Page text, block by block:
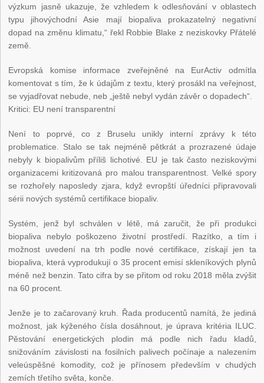
výzkum jasně ukazuje, že vzhledem k odlesňování v oblastech
typu jihovýchodní Asie mají biopaliva prokazatelný negativní
dopad na změnu klimatu,“ řekl Robbie Blake z neziskovky Přátelé
země.
Evropská komise informace zveřejněné na EurActiv odmítla
komentovat s tím, že k údajům z textu, který prosákl na veřejnost,
se vyjadřovat nebude, neb „ještě nebyl vydán závěr o dopadech“.
Kritici: EU není transparentní
Není to poprvé, co z Bruselu unikly interní zprávy k této
problematice. Stalo se tak nejméně pětkrát a prozrazené údaje
nebyly k biopalivům příliš lichotivé. EU je tak často neziskovými
organizacemi kritizovaná pro malou transparentnost. Velké spory
se rozhořely naposledy zjara, když evropští úředníci připravovali
sérii nových systémů certifikace biopaliv.
Systém, jenž byl schválen v létě, má zaručit, že při produkci
biopaliva nebylo poškozeno životní prostředí. Razítko, a tím i
možnost uvedení na trh podle nové certifikace, získají jen ta
biopaliva, která vyprodukují o 35 procent emisí skleníkových plynů
méně než benzin. Tato cifra by se přitom od roku 2018 měla zvýšit
na 60 procent.
Jenže je to začarovaný kruh. Řada producentů namítá, že jediná
možnost, jak kýženého čísla dosáhnout, je úprava kritéria ILUC.
Pěstování energetických plodin má podle nich řadu kladů,
snižováním závislosti na fosilních palivech počínaje a nalezením
veleúspěšné komodity, což je přínosem především v chudých
zemích třetího světa, konče.